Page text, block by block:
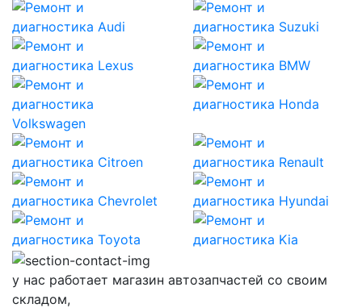
у нас работает магазин автозапчастей со своим
складом,